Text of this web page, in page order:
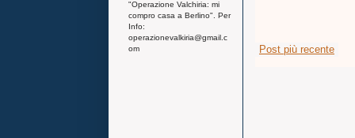
Post più recente
"Operazione Valchiria: mi
compro casa a Berlino". Per
Info:
operazionevalkiria@gmail.c
om